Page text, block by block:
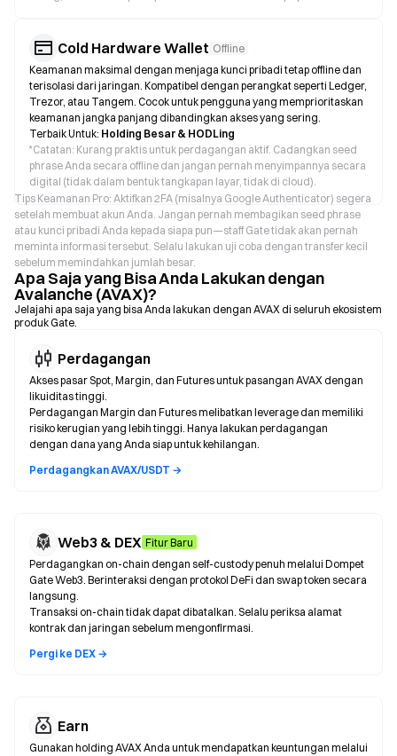
Cold Hardware Wallet Offline
Keamanan maksimal dengan menjaga kunci pribadi tetap offline dan
terisolasi dari jaringan. Kompatibel dengan perangkat seperti Ledger,
Trezor, atau Tangem. Cocok untuk pengguna yang memprioritaskan
keamanan jangka panjang dibandingkan akses yang sering.
Terbaik Untuk: Holding Besar & HODLing
*Catatan: Kurang praktis untuk perdagangan aktif. Cadangkan seed
phrase Anda secara offline dan jangan pernah menyimpannya secara
digital (tidak dalam bentuk tangkapan layar, tidak di cloud).
Tips Keamanan Pro: Aktifkan 2FA (misalnya Google Authenticator) segera
setelah membuat akun Anda. Jangan pernah membagikan seed phrase
atau kunci pribadi Anda kepada siapa pun—staff Gate tidak akan pernah
meminta informasi tersebut. Selalu lakukan uji coba dengan transfer kecil
sebelum memindahkan jumlah besar.
Apa Saja yang Bisa Anda Lakukan dengan
Avalanche (AVAX)?
Jelajahi apa saja yang bisa Anda lakukan dengan AVAX di seluruh ekosistem
produk Gate.
Perdagangan
Akses pasar Spot, Margin, dan Futures untuk pasangan AVAX dengan
likuiditas tinggi.
Perdagangan Margin dan Futures melibatkan leverage dan memiliki
risiko kerugian yang lebih tinggi. Hanya lakukan perdagangan
dengan dana yang Anda siap untuk kehilangan.
Perdagangkan AVAX/USDT →
Web3 & DEX Fitur Baru
Perdagangkan on-chain dengan self-custody penuh melalui Dompet
Gate Web3. Berinteraksi dengan protokol DeFi dan swap token secara
langsung.
Transaksi on-chain tidak dapat dibatalkan. Selalu periksa alamat
kontrak dan jaringan sebelum mengonfirmasi.
Pergi ke DEX →
Earn
Gunakan holding AVAX Anda untuk mendapatkan keuntungan melalui